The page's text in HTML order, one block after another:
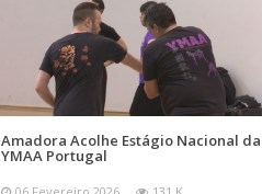
Amadora Acolhe Estágio Nacional da
YMAA Portugal